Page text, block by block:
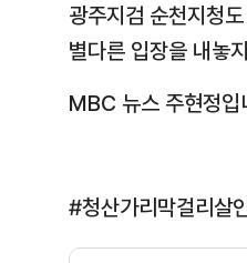
광주지검 순천지청도
별다른 입장을 내놓
MBC 뉴스 주현정입
#청산가리막걸리살